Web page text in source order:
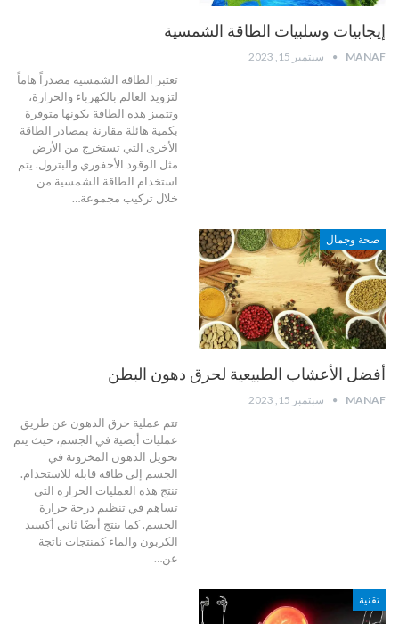
إيجابيات وسلبيات الطاقة الشمسية
MANAF سبتمبر 15, 2023
تعتبر الطاقة الشمسية مصدراً هاماً
لتزويد العالم بالكهرباء والحرارة،
وتتميز هذه الطاقة بكونها متوفرة
بكمية هائلة مقارنة بمصادر الطاقة
الأخرى التي تستخرج من الأرض
مثل الوقود الأحفوري والبترول. يتم
استخدام الطاقة الشمسية من
خلال تركيب مجموعة…
صحة وجمال
أفضل الأعشاب الطبيعية لحرق دهون البطن
MANAF سبتمبر 15, 2023
تتم عملية حرق الدهون عن طريق
عمليات أيضية في الجسم، حيث يتم
تحويل الدهون المخزونة في
الجسم إلى طاقة قابلة للاستخدام.
تنتج هذه العمليات الحرارة التي
تساهم في تنظيم درجة حرارة
الجسم. كما ينتج أيضًا ثاني أكسيد
الكربون والماء كمنتجات ناتجة
عن…
تقنية